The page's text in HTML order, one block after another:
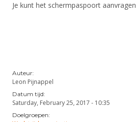
Samenwerking
Formulieren
Rolstoelschermen
JPT
JEC
Veteranenwedstrijden
Internationale Titeltoernooien
Nieuws
Scheidsrechterslijst
Scheidsrechter Documentatie
Je kunt het schermpaspoort
Auteur:
Leon Pijnappel
Datum tijd:
Saturday, February 25, 2017 - 10:35
Doelgroepen: